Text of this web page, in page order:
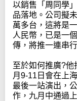
以銷售「周同學
品落地。公司擬
萬多台，這將是
人民幣，已是一
傳，將推一連串
至於如何推廣?
月9-11日會在上
最後一站演出，
作，九月中通過